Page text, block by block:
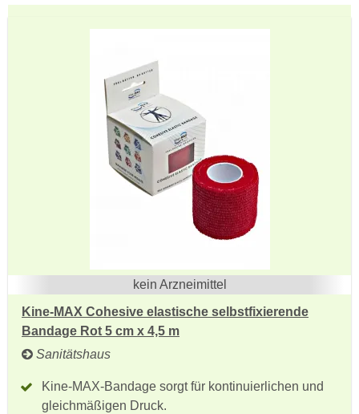
kein Arzneimittel
Kine-MAX Cohesive elastische selbstfixierende
Bandage Rot 5 cm x 4,5 m
Sanitätshaus
Kine-MAX-Bandage sorgt für kontinuierlichen und
gleichmäßigen Druck.